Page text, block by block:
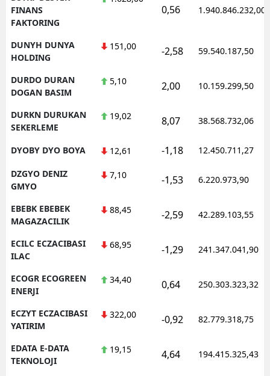
FINANS
FAKTORING
0,56 1.940.846.232,00
DUNYH DUNYA
HOLDING
151,00 -2,58 59.540.187,50
DURDO DURAN
DOGAN BASIM
5,10 2,00 10.159.299,50
DURKN DURUKAN
SEKERLEME
19,02 8,07 38.568.732,06
DYOBY DYO BOYA 12,61 -1,18 12.450.711,27
DZGYO DENIZ
GMYO
7,10 -1,53 6.220.973,90
EBEBK EBEBEK
MAGAZACILIK
88,45 -2,59 42.289.103,55
ECILC ECZACIBASI
ILAC
68,95 -1,29 241.347.041,90
ECOGR ECOGREEN
ENERJI
34,40 0,64 250.303.323,32
ECZYT ECZACIBASI
YATIRIM
322,00 -0,92 82.779.318,75
EDATA E-DATA
TEKNOLOJI
19,15 4,64 194.415.325,43